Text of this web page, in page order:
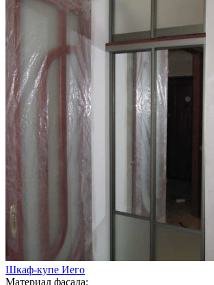
Шкаф-купе Иего
Материал фасада: